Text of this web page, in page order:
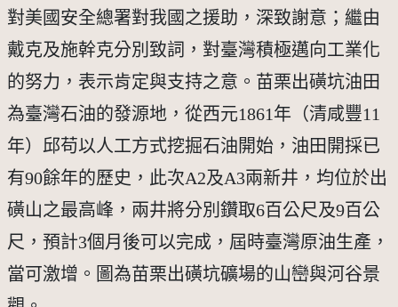
對美國安全總署對我國之援助，深致謝意；繼由
戴克及施幹克分別致詞，對臺灣積極邁向工業化
的努力，表示肯定與支持之意。苗栗出磺坑油田
為臺灣石油的發源地，從西元1861年（清咸豐11
年）邱苟以人工方式挖掘石油開始，油田開採已
有90餘年的歷史，此次A2及A3兩新井，均位於出
磺山之最高峰，兩井將分別鑽取6百公尺及9百公
尺，預計3個月後可以完成，屆時臺灣原油生產，
當可激增。圖為苗栗出磺坑礦場的山巒與河谷景